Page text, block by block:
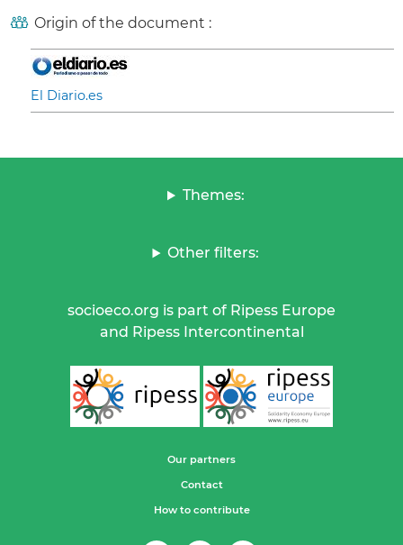
Origin of the document :
El Diario.es
Themes:
Other filters:
socioeco.org is part of Ripess Europe
and Ripess Intercontinental
Our partners
Contact
How to contribute